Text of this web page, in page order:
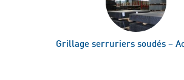
Grillage serruriers soudés –